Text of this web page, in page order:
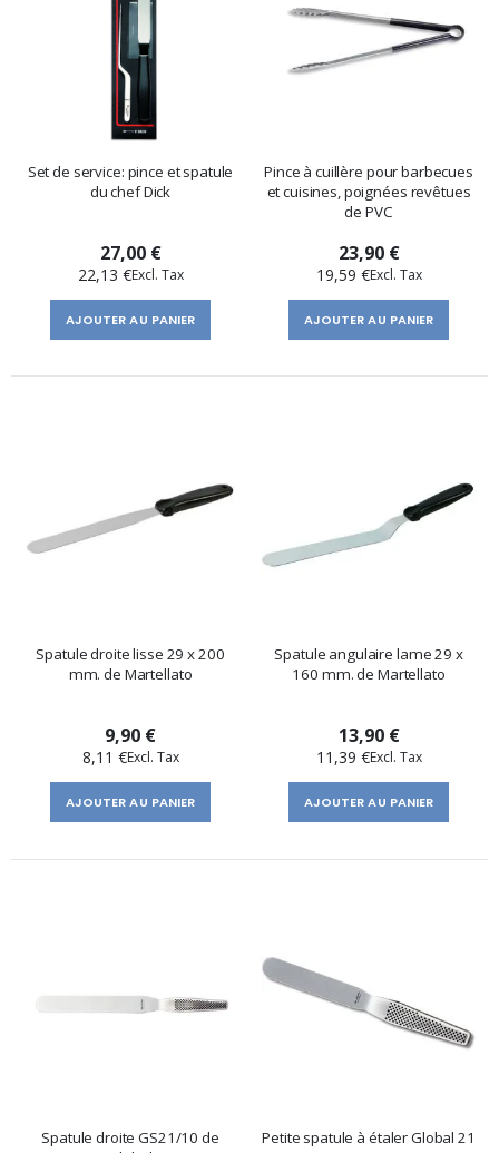
Set de service: pince et spatule
du chef Dick
27,00 €
22,13 €
AJOUTER AU PANIER
Pince à cuillère pour barbecues
et cuisines, poignées revêtues
de PVC
23,90 €
19,59 €
AJOUTER AU PANIER
Spatule droite lisse 29 x 200
mm. de Martellato
9,90 €
8,11 €
AJOUTER AU PANIER
Spatule angulaire lame 29 x
160 mm. de Martellato
13,90 €
11,39 €
AJOUTER AU PANIER
Spatule droite GS21/10 de
Petite spatule à étaler Global 21